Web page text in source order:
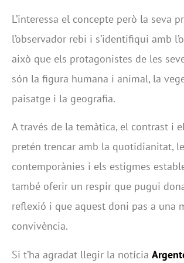
L’interessa el concepte però la seva
l’observador rebi i s’identifiqui amb
això que els protagonistes de les
són la figura humana i animal, la
paisatge i la geografia.
A través de la temàtica, el contrast i
pretén trencar amb la quotidianitat,
contemporànies i els estigmes
també oferir un respir que pugui
reflexió i que aquest doni pas a una
convivència.
Si t’ha agradat llegir la notícia